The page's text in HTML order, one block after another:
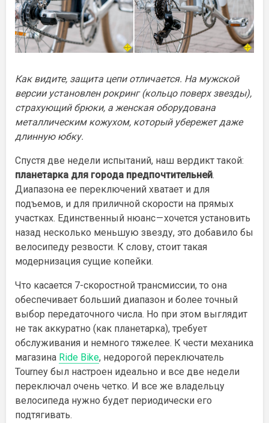
Как видите, защита цепи отличается. На мужской
версии установлен рокринг (кольцо поверх звезды),
страхующий брюки, а женская оборудована
металлическим кожухом, который убережет даже
длинную юбку.
Спустя две недели испытаний, наш вердикт такой:
планетарка для города предпочтительней.
Диапазона ее переключений хватает и для
подъемов, и для приличной скорости на прямых
участках. Единственный нюанс — хочется установить
назад несколько меньшую звезду, это добавило бы
велосипеду резвости. К слову, стоит такая
модернизация сущие копейки.
Что касается 7-скоростной трансмиссии, то она
обеспечивает больший диапазон и более точный
выбор передаточного числа. Но при этом выглядит
не так аккуратно (как планетарка), требует
обслуживания и немного тяжелее. К чести механика
магазина Ride Bike, недорогой переключатель
Tourney был настроен идеально и все две недели
переключал очень четко. И все же владельцу
велосипеда нужно будет периодически его
подтягивать.